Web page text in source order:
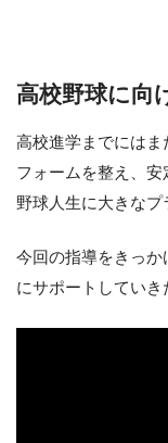
高校野球に向
高校進学までにはま
フォームを整え、
野球人生に大きなプ
今回の指導をきっ
にサポートしていき